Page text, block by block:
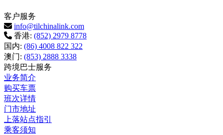
客户服务
info@tilchinalink.com
香港: (852) 2979 8778
国内: (86) 4008 822 322
澳门: (853) 2888 3338
跨境巴士服务
业务简介
购买车票
班次详情
门市地址
上落站点指引
乘客须知